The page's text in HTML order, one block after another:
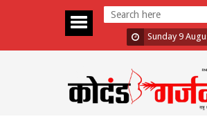
Sunday 9